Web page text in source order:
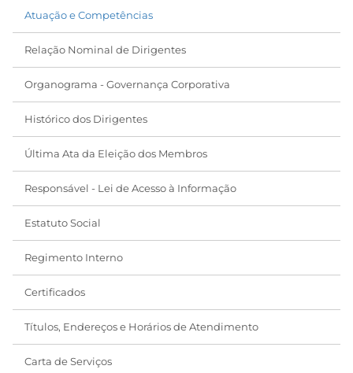
Atuação e Competências
Relação Nominal de Dirigentes
Organograma - Governança Corporativa
Histórico dos Dirigentes
Última Ata da Eleição dos Membros
Responsável - Lei de Acesso à Informação
Estatuto Social
Regimento Interno
Certificados
Títulos, Endereços e Horários de Atendimento
Carta de Serviços